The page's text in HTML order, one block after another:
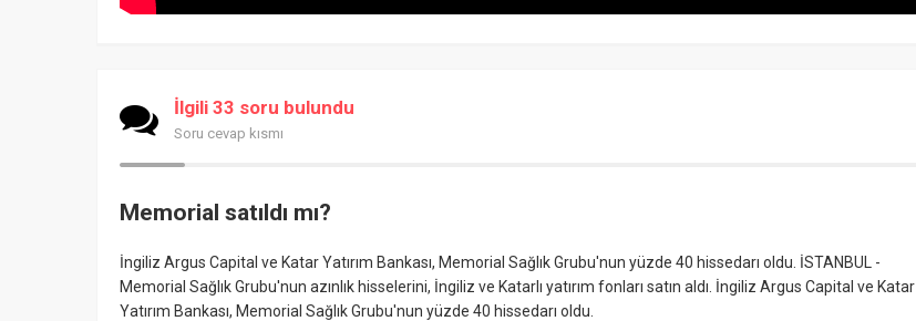
İlgili 33 soru bulundu
Soru cevap kısmı
Memorial satıldı mı?
İngiliz Argus Capital ve Katar Yatırım Bankası, Memorial Sağlık Grubu'nun yüzde 40 hissedarı oldu. İSTANBUL -
Memorial Sağlık Grubu'nun azınlık hisselerini, İngiliz ve Katarlı yatırım fonları satın aldı. İngiliz Argus Capital ve Katar
Yatırım Bankası, Memorial Sağlık Grubu'nun yüzde 40 hissedarı oldu.